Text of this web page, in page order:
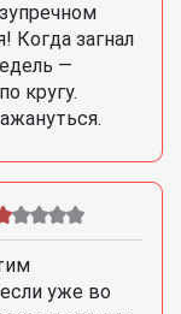
Когда загнал
—
кругу.
уже во